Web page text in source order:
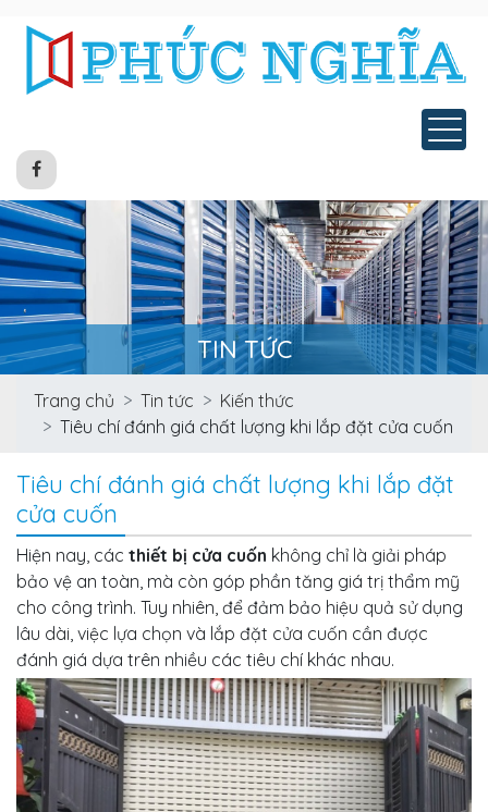
TIN TỨC
Trang chủ Tin tức
Kiến thức
Tiêu chí đánh giá chất lượng khi lắp đặt cửa cuốn
Tiêu chí đánh giá chất lượng khi lắp đặt
cửa cuốn
Hiện nay, các thiết bị cửa cuốn không chỉ là giải pháp
bảo vệ an toàn, mà còn góp phần tăng giá trị thẩm mỹ
cho công trình. Tuy nhiên, để đảm bảo hiệu quả sử dụng
lâu dài, việc lựa chọn và lắp đặt cửa cuốn cần được
đánh giá dựa trên nhiều các tiêu chí khác nhau.